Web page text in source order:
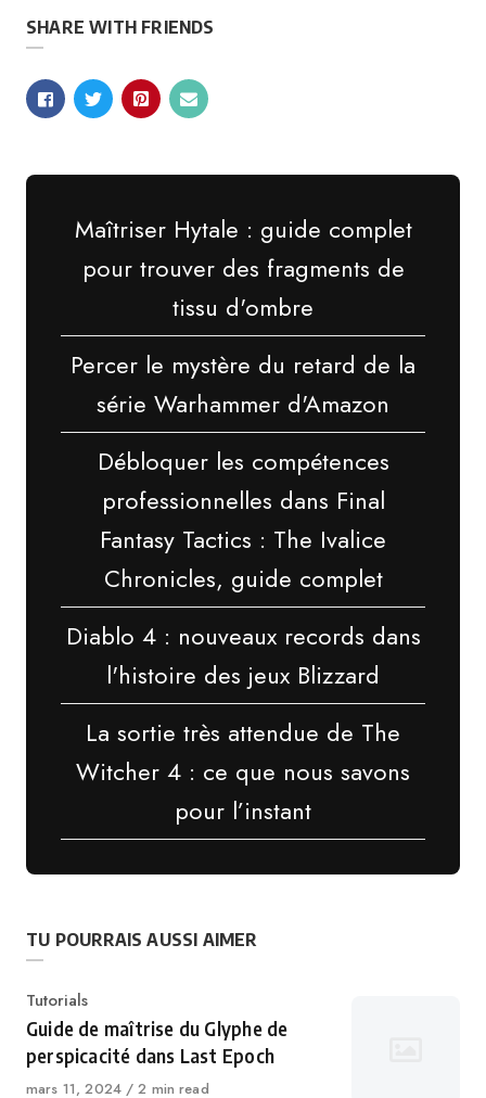
SHARE WITH FRIENDS
Maîtriser Hytale : guide complet
pour trouver des fragments de
tissu d'ombre
Percer le mystère du retard de la
série Warhammer d'Amazon
Débloquer les compétences
professionnelles dans Final
Fantasy Tactics : The Ivalice
Chronicles, guide complet
Diablo 4 : nouveaux records dans
l'histoire des jeux Blizzard
La sortie très attendue de The
Witcher 4 : ce que nous savons
pour l’instant
TU POURRAIS AUSSI AIMER
Catégorie
Tutorials
Guide de maîtrise du Glyphe de
perspicacité dans Last Epoch
Publié
mars 11, 2024 2 min read